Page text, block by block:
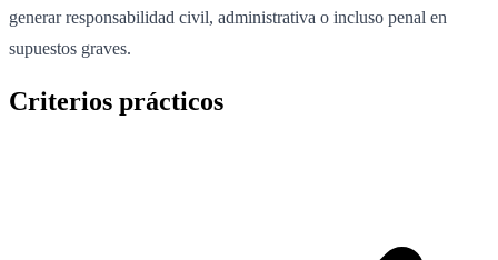
generar responsabilidad civil, administrativa o incluso penal en
supuestos graves.
Criterios prácticos